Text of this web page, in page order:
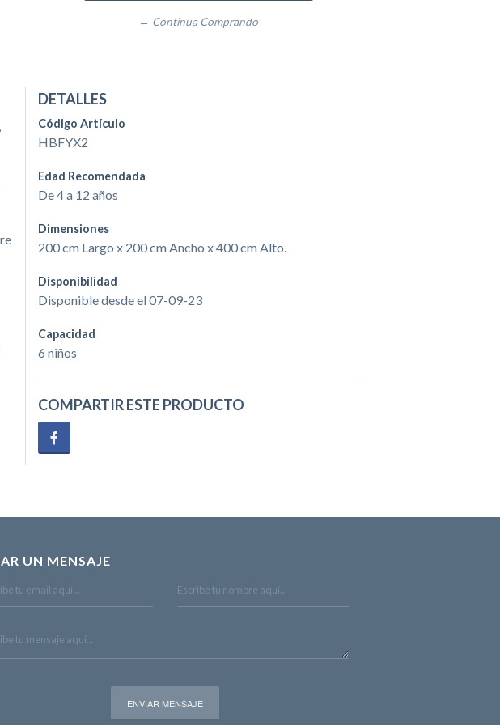
← Continua Comprando
DETALLES
Código Artículo
HBFYX2
Edad Recomendada
De 4 a 12 años
Dimensiones
200 cm Largo x 200 cm Ancho x 400 cm Alto.
Disponibilidad
Disponible desde el 07-09-23
Capacidad
6 niños
COMPARTIR ESTE PRODUCTO
UN MENSAJE